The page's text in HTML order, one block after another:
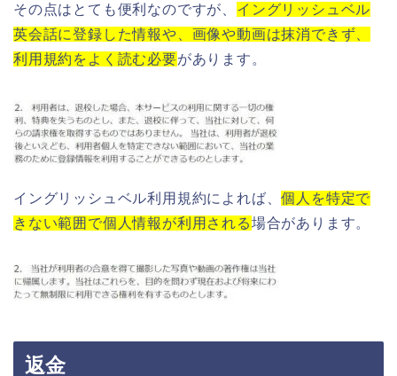
その点はとても便利なのですが、 イングリッシュベル
英会話に登録した情報や、画像や動画は抹消できず、
利用規約をよく読む必要があります。
イングリッシュベル利用規約によれば、個人を特定で
きない範囲で個人情報が利用される場合があります。
返金